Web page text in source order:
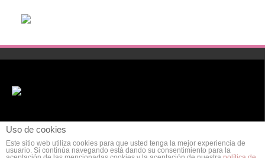
Uso de cookies
Este sitio web utiliza cookies para que usted tenga la mejor experiencia de
usuario. Si continúa navegando está dando su consentimiento para la